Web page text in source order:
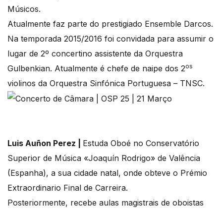
Músicos.
Atualmente faz parte do prestigiado Ensemble Darcos.
Na temporada 2015/2016 foi convidada para assumir o
lugar de 2º concertino assistente da Orquestra
Gulbenkian. Atualmente é chefe de naipe dos 2os
violinos da Orquestra Sinfónica Portuguesa – TNSC.
Luis Auñon Perez | Estuda Oboé no Conservatório
Superior de Música «Joaquín Rodrigo» de Valência
(Espanha), a sua cidade natal, onde obteve o Prémio
Extraordinario Final de Carreira.
Posteriormente, recebe aulas magistrais de oboistas